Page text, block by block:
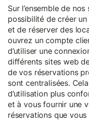
Sur l’ensemble de
possibilité de créer
et de réserver des
ouvrez un compte
d’utiliser une
différents sites web
de vos réservations
sont centralisées.
d’utilisation plus
et à vous fournir une
réservations que